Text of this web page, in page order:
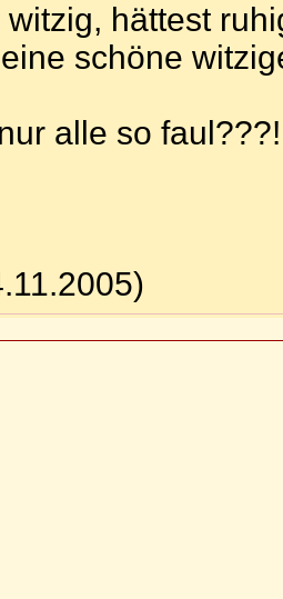
witzig, hättest
schöne
alle so